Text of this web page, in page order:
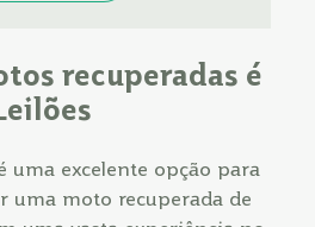
recuperadas é
uma excelente opção para
uma moto recuperada de